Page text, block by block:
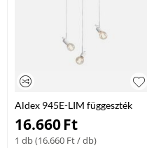
Aldex 945E-LIM függeszték
fém 3 x max 60W E27
16.660Ft
1 db (16.660 Ft/ db)